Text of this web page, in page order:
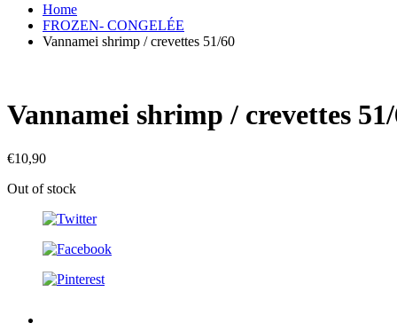
Home
FROZEN- CONGELÉE
Vannamei shrimp / crevettes 51/60
Vannamei shrimp / crevettes
€10,90
Out of stock